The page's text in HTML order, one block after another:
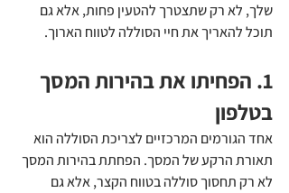
שלך, לא רק שתצטרך להטעין פחות, אלא גם
תוכל להאריך את חיי הסוללה לטווח הארוך.
1. הפחיתו את בהירות המסך
בטלפון
אחד הגורמים המרכזיים לצריכת הסוללה הוא
תאורת הרקע של המסך. הפחתת בהירות המסך
לא רק תחסוך סוללה בטווח הקצר, אלא גם